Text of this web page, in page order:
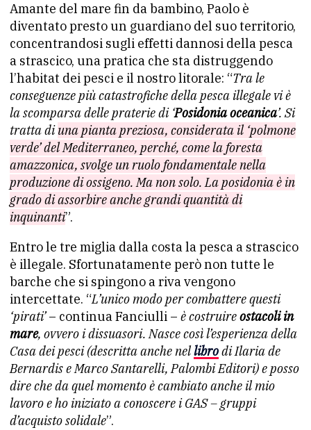
Amante del mare fin da bambino, Paolo è
diventato presto un guardiano del suo territorio,
concentrandosi sugli effetti dannosi della pesca
a strascico, una pratica che sta distruggendo
l’habitat dei pesci e il nostro litorale: “Tra le
conseguenze più catastrofiche della pesca illegale vi è
la scomparsa delle praterie di ‘Posidonia oceanica’. Si
tratta diuna pianta preziosa, considerata il ‘polmone
verde’ del Mediterraneo, perché, come la foresta
amazzonica, svolge un ruolo fondamentale nella
produzione di ossigeno. Ma non solo. La posidonia è in
grado di assorbire anche grandi quantità di
inquinanti”.
Entro le tre miglia dalla costa la pesca a strascico
è illegale. Sfortunatamente però non tutte le
barche che si spingono a riva vengono
intercettate. “L’unico modo per combattere questi
‘pirati’– continua Fanciulli – è costruireostacoli in
mare, ovvero i dissuasori. Nasce così l’esperienza della
Casa dei pesci (descritta anche nellibrodi Ilaria de
Bernardis e Marco Santarelli, Palombi Editori) e posso
dire che da quel momento è cambiato anche il mio
lavoro e ho iniziato a conoscere i GAS – gruppi
d’acquisto solidale”.